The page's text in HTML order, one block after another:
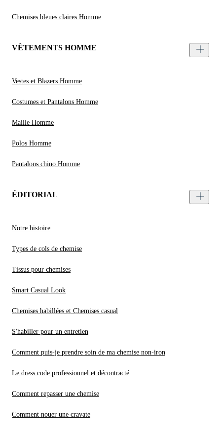
Chemises bleues claires Homme
VÊTEMENTS HOMME
Vestes et Blazers Homme
Costumes et Pantalons Homme
Maille Homme
Polos Homme
Pantalons chino Homme
ÉDITORIAL
Notre histoire
Types de cols de chemise
Tissus pour chemises
Smart Casual Look
Chemises habillées et Chemises casual
S'habiller pour un entretien
Comment puis-je prendre soin de ma chemise non-iron
Le dress code professionnel et décontracté
Comment repasser une chemise
Comment nouer une cravate